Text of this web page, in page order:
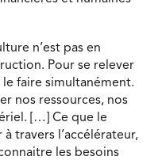
n’est pas en
Pour se relever
faire simultanément.
nos ressources, nos
[…] Ce que le
travers l’accélérateur,
les besoins